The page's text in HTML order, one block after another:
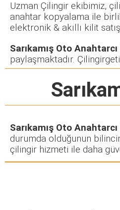
Uzman Çilingir ekibimiz,
anahtar kopyalama ile
elektronik & akıllı kilit
Sarıkamış Oto Anahtarcı
paylaşmaktadır.
Sarıkamış Oto Anahtarcı
durumda olduğunun
çilingir hizmeti ile daha